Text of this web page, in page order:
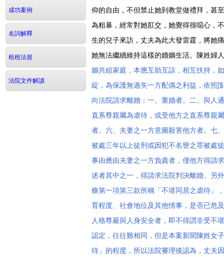
成功案例
名詞解釋
租稅法規
法院文件解讀
仰的自由，不但禁止她到教堂做禮拜，甚
為粗暴，經常對她肛交，她覺得很噁心
生的兒子來訪，丈夫為此大發雷霆，將她
她無法繼續維持這樣的婚姻生活。陳姓婦
姻共組家庭，本應互助互諒，相互扶持，
綻，為保護無過失一方配偶之利益，依照
向法院請求離婚：一、重婚者。二、與
直系尊親屬為虐待，或受他方之直系尊親
者。六、夫妻之一方意圖殺害他方者。七
被處三年以上徒刑或因犯不名譽之罪被處
事由應由夫妻之一方負責者，僅他方得
述者其中之一，得請求法院判決離婚。另
條第一項第三款所稱「不堪同居之虐待」
育程度、社會地位及其他情事，是否已危
人格尊嚴與人身安全者，即不得謂非受
認定，往往難相同，但是本案新聞陳姓女
待」的程度，所以法院審理後認為，丈夫